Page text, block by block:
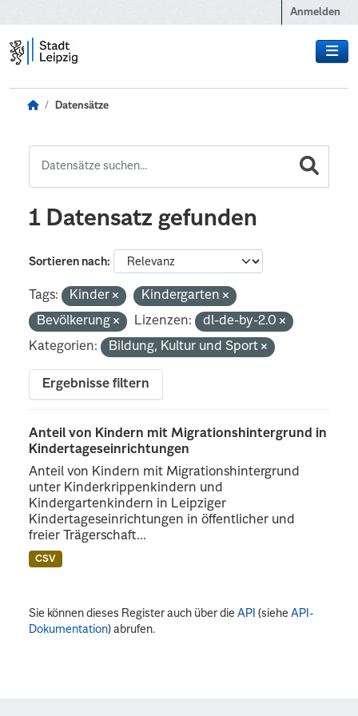
Anmelden
Datensätze
1 Datensatz gefunden
Sortieren nach
Tags: Kinder
Kindergarten
Bevölkerung
Lizenzen:
dl-de-by-2.0
Kategorien:
Bildung, Kultur und Sport
Ergebnisse filtern
Anteil von Kindern mit Migrationshintergrund in
Kindertageseinrichtungen
Anteil von Kindern mit Migrationshintergrund
unter Kinderkrippenkindern und
Kindergartenkindern in Leipziger
Kindertageseinrichtungen in öffentlicher und
freier Trägerschaft...
CSV
Sie können dieses Register auch über dieAPI (sieheAPI-
Dokumentation) abrufen.